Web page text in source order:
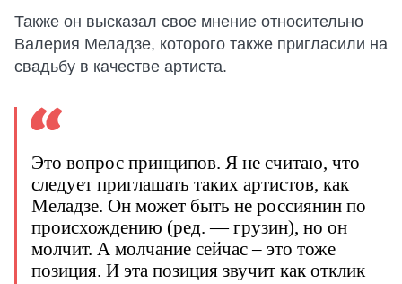
Также он высказал свое мнение относительно
Валерия Меладзе, которого также пригласили на
свадьбу в качестве артиста.
Это вопрос принципов. Я не считаю, что
следует приглашать таких артистов, как
Меладзе. Он может быть не россиянин по
происхождению (ред. — грузин), но он
молчит. А молчание сейчас – это тоже
позиция. И эта позиция звучит как отклик